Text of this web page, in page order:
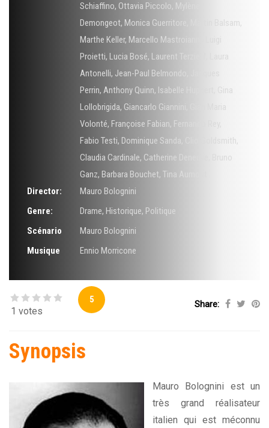
Schiaffino, Ottavia Piccolo, Mylène
Demongeot, Monica Guerritore Martin Balsam,
Marthe Keller, Marcello Mastroianni
Proietti, Lucia Bosé, Laurent Terzieff
Antonelli, Jean-Paul Belmondo
Perrin, Anthony Quinn, Isabelle Huppert
Gina
Lollobrigida, Giancarlo Giannini
Volonté, Françoise Fabian, Fernando Rey
Fabio Testi, Dominique Sanda Clio Goldsmith,
Claudia Cardinale, Catherine Deneuve
Bruno
Ganz, Barbara Bouchet, Tina Aumont
Director:
Mauro Bolognini
Genre:
Drame, Historique, Politique
Scénario
Mauro Bolognini
Musique
Ennio Morricone
1 votes
5 Share:
Synopsis
Mauro Bolognini est un
très grand réalisateur
italien qui est méconnu